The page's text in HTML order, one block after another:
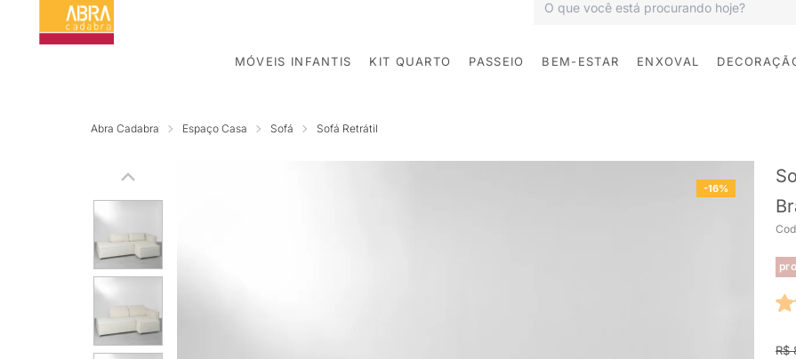
MÓVEIS INFANTIS KIT QUARTO PASSEIO BEM-ESTAR ENXOVAL
Abra Cadabra Espaço Casa Sofá Sofá Retrátil
-16%
R$